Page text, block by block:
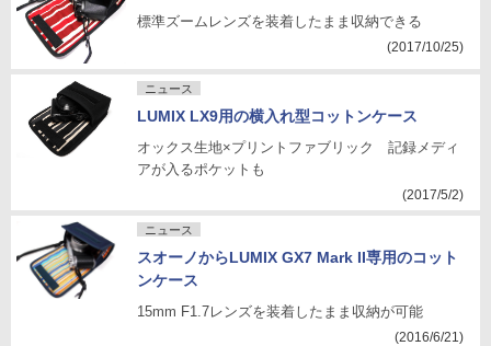
標準ズームレンズを装着したまま収納できる
(2017/10/25)
ニュース
LUMIX LX9用の横入れ型コットンケース
オックス生地×プリントファブリック 記録メディ
アが入るポケットも
(2017/5/2)
ニュース
スオーノからLUMIX GX7 Mark II専用のコット
ンケース
15mm F1.7レンズを装着したまま収納が可能
(2016/6/21)